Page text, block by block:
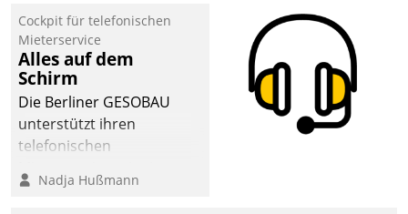
einsehen und ändern
oder
Schadensmeldungen
abgeben – rund um die
Uhr.
Cockpit für telefonischen
Mieterservice
Alles auf dem
Schirm
Die Berliner GESOBAU
unterstützt ihren
telefonischen
digitalen Cockpit, das
Nadja Hußmann